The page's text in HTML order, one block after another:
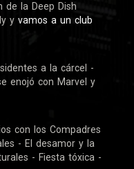
de la Deep Dish
y vamos a un club
a la cárcel -
enojó con Marvel y
con los Compadres
- El desamor y la
- Fiesta tóxica -